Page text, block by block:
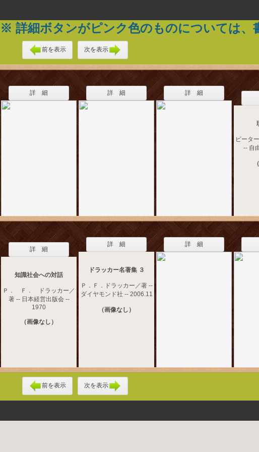
※ 詳細ボタンがピンク色のものについては、
前を表示 次を表示
詳 細 詳 細 詳 細
ピータ
-- 自
詳 細
知識社会への対話
Ｐ． Ｆ． ドラッカー／
著 -- 日本経営出版会 --
1970
（画像なし）
詳 細
ドラッカー名著集 ３
Ｐ．Ｆ．ドラッカー／著 --
ダイヤモンド社 -- 2006.11
（画像なし）
詳 細
前を表示 次を表示